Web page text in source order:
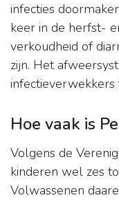
infecties
keer in de herfst-
verkoudheid of
zijn. Het
infectieverwekkers
Hoe vaak is
Volgens de
kinderen wel zes
Volwassenen